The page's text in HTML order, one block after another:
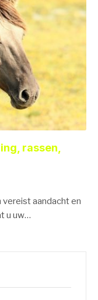
rassen,
vereist aandacht en
u uw…